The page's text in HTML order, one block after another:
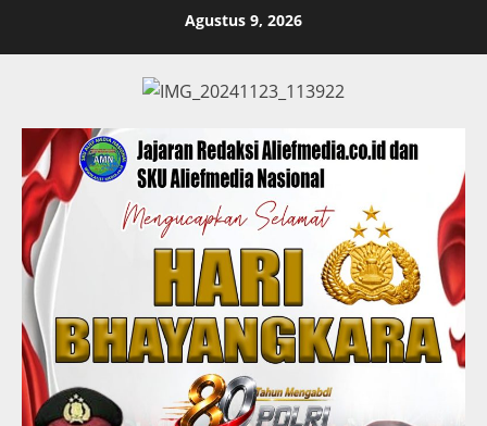
Agustus 9, 2026